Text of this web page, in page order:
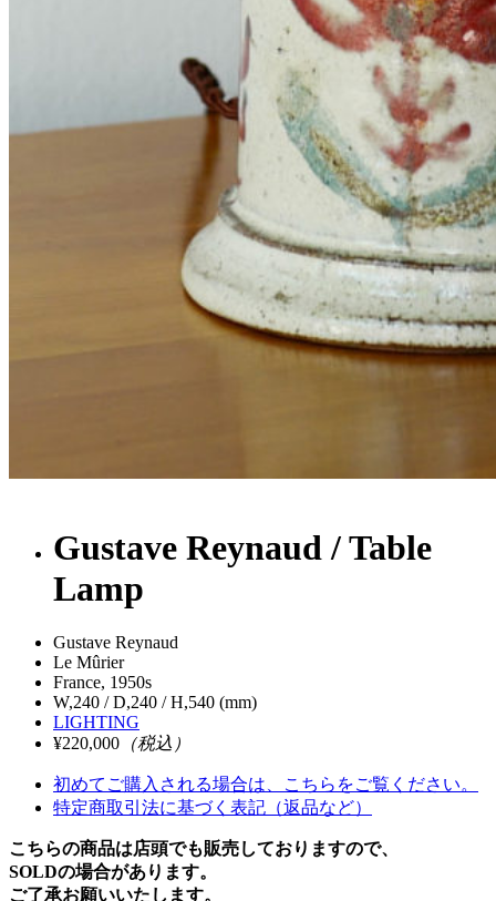
Gustave Reynaud / Table
Lamp
Gustave Reynaud
Le Mûrier
France, 1950s
W,240 / D,240 / H,540 (mm)
LIGHTING
¥220,000 （税込）
初めてご購入される場合は、こちらをご覧ください。
特定商取引法に基づく表記（返品など）
こちらの商品は店頭でも販売しておりますので、
SOLDの場合があります。
ご了承お願いいたします。